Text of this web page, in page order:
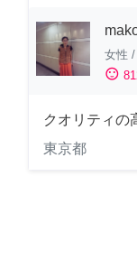
女性 /
sentiment_satisfied
クオリティの
東京都